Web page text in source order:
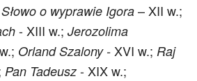
Słowo o wyprawie Igora – XII w.;
- XIII w.; Jerozolima
Orland Szalony- XVI w.; Raj
Pan Tadeusz - XIX w.;